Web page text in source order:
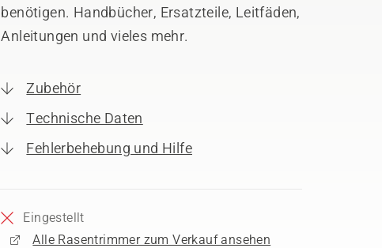
benötigen. Handbücher, Ersatzteile, Leitfäden,
Anleitungen und vieles mehr.
Zubehör
Technische Daten
Fehlerbehebung und Hilfe
Eingestellt
Alle Rasentrimmer zum Verkauf ansehen